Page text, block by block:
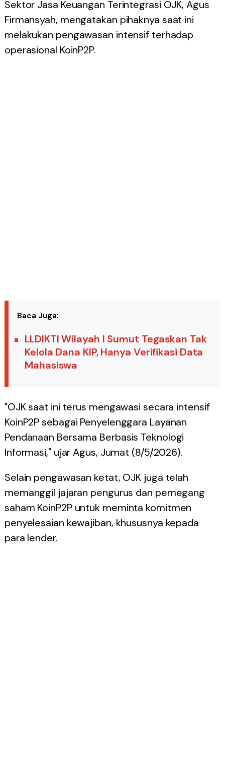
Sektor Jasa Keuangan Terintegrasi OJK, Agus
Firmansyah, mengatakan pihaknya saat ini
melakukan pengawasan intensif terhadap
operasional KoinP2P.
Baca Juga:
LLDIKTI Wilayah I Sumut Tegaskan Tak
Kelola Dana KIP, Hanya Verifikasi Data
Mahasiswa
"OJK saat ini terus mengawasi secara intensif
KoinP2P sebagai Penyelenggara Layanan
Pendanaan Bersama Berbasis Teknologi
Informasi," ujar Agus, Jumat (8/5/2026).
Selain pengawasan ketat, OJK juga telah
memanggil jajaran pengurus dan pemegang
saham KoinP2P untuk meminta komitmen
penyelesaian kewajiban, khususnya kepada
para lender.